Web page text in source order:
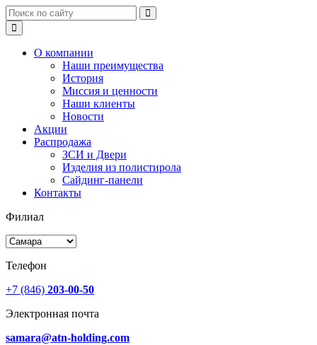
О компании
Наши преимущества
История
Миссия и ценности
Наши клиенты
Новости
Акции
Распродажа
ЗСИ и Двери
Изделия из полистирола
Сайдинг-панели
Контакты
Филиал
Телефон
+7 (846) 203-00-50
Электронная почта
samara@atn-holding.com